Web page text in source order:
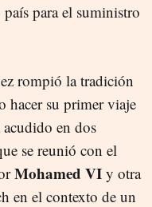
para el suministro
rompió la tradición
hacer su primer viaje
en dos
se reunió con el
Mohamed VI y otra
en el contexto de un